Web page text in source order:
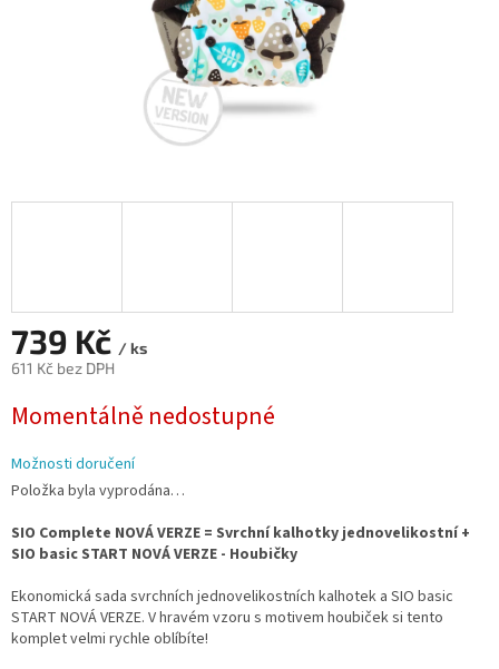
739 Kč / ks
611 Kč bez DPH
cena:
Momentálně nedostupné
Možnosti doručení
Položka byla vyprodána…
SIO Complete NOVÁ VERZE = Svrchní kalhotky jednovelikostní +
SIO basic START NOVÁ VERZE - Houbičky
Ekonomická sada svrchních jednovelikostních kalhotek a SIO basic
START NOVÁ VERZE. V hravém vzoru s motivem houbiček si tento
komplet velmi rychle oblíbíte!